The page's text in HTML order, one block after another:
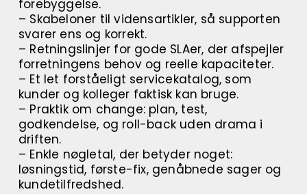
forebyggelse.
– Skabeloner til vidensartikler, så supporten
svarer ens og korrekt.
– Retningslinjer for gode SLAer, der afspejler
forretningens behov og reelle kapaciteter.
– Et let forståeligt servicekatalog, som
kunder og kolleger faktisk kan bruge.
– Praktik om change: plan, test,
godkendelse, og roll-back uden drama i
driften.
– Enkle nøgletal, der betyder noget:
løsningstid, første-fix, genåbnede sager og
kundetilfredshed.